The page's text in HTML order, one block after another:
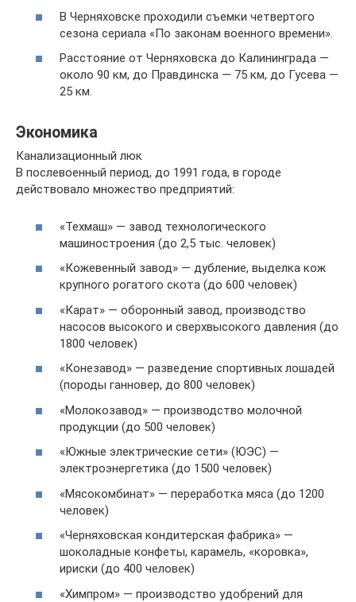
В Черняховске проходили съемки четвертого
сезона сериала «По законам военного времени».
Расстояние от Черняховска до Калининграда —
около 90 км, до Правдинска — 75 км, до Гусева —
25 км.
Экономика
Канализационный люк
В послевоенный период, до 1991 года, в городе
действовало множество предприятий:
«Техмаш» — завод технологического
машиностроения (до 2,5 тыс. человек)
«Кожевенный завод» — дубление, выделка кож
крупного рогатого скота (до 600 человек)
«Карат» — оборонный завод, производство
насосов высокого и сверхвысокого давления (до
1800 человек)
«Конезавод» — разведение спортивных лошадей
(породы ганновер, до 800 человек)
«Молокозавод» — производство молочной
продукции (до 500 человек)
«Южные электрические сети» (ЮЭС) —
электроэнергетика (до 1500 человек)
«Мясокомбинат» — переработка мяса (до 1200
человек)
«Черняховская кондитерская фабрика» —
шоколадные конфеты, карамель, «коровка»,
ириски (до 400 человек)
«Химпром» — производство удобрений для